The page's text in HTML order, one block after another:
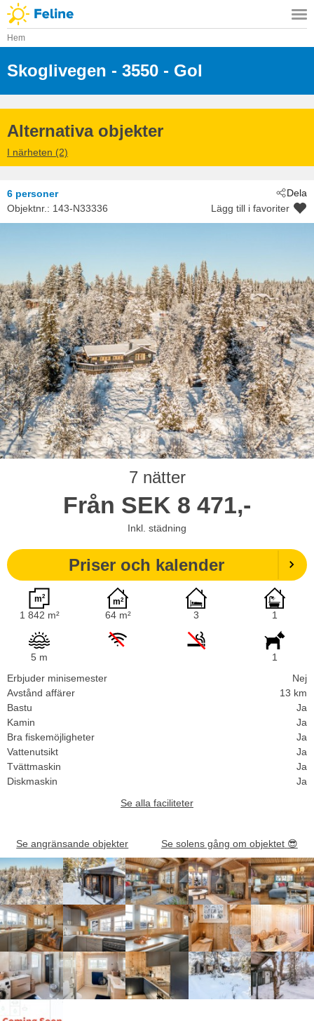
Hem
Skoglivegen
- Golsfjellet
- 3550 - Gol
Alternativa objekter
I närheten (2)
Dela
6 personer
Objektnr.: 143-N33336 Lägg till i favoriter
7 nätter
Från SEK 8 471,-
Inkl. städning
Priser och kalender
1 842 m² 64 m² 3 1
5 m
1
Erbjuder minisemester
Nej
Avstånd affärer
13 km
Bastu
Ja
Kamin
Ja
Bra fiskemöjligheter
Ja
Vattenutsikt
Ja
Tvättmaskin
Ja
Diskmaskin
Ja
Se alla faciliteter
Se angränsande objekter Se solens gång om objektet 😎